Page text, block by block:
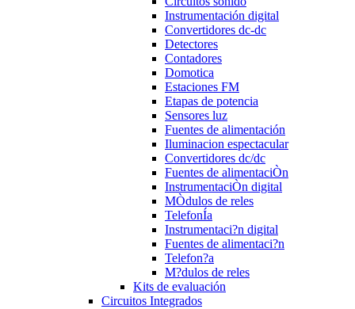
Instrumentación digital
Convertidores dc-dc
Detectores
Contadores
Domotica
Estaciones FM
Etapas de potencia
Sensores luz
Fuentes de alimentación
Iluminacion espectacular
Convertidores dc/dc
Fuentes de alimentaciÒn
InstrumentaciÒn digital
MÒdulos de reles
TelefonÍa
Instrumentaci?n digital
Fuentes de alimentaci?n
Telefon?a
M?dulos de reles
Kits de evaluación
Circuitos Integrados